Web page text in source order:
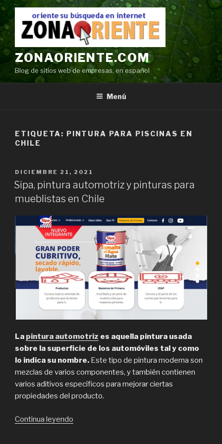
Ir
contenido
ZONAORIENTE.COM
Blog de sitios web de empresas, en español
Menú
ETIQUETA: PINTURA PARA PISCINAS EN
CHILE
POSTED
ON
DICIEMBRE 21, 2021
Sipa, pintura automotriz y pinturas para
mueblistas en Chile
La pintura automotriz es aquella pintura usada
sobre la superficie de los automóviles tal y como
lo indica su nombre. Este tipo de pintura moderna son
mezclas de varios componentes, y también contienen
varios aditivos específicos para mejorar ciertas
propiedades del producto.
Continua leyendo